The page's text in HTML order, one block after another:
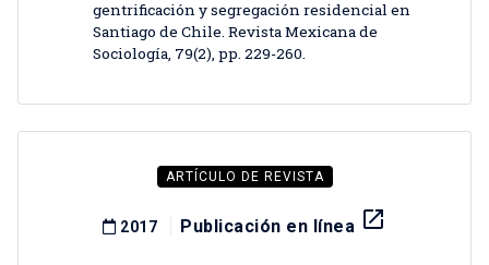
gentrificación y segregación residencial en
Santiago de Chile. Revista Mexicana de
Sociología, 79(2), pp. 229-260.
ARTÍCULO DE REVISTA
2017 Publicación en línea launch